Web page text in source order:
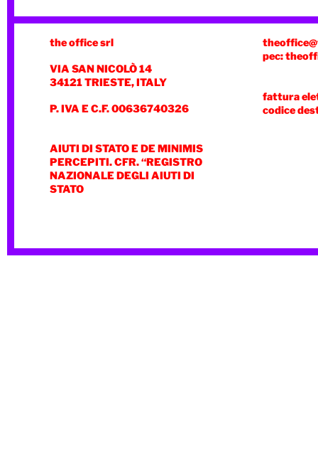
the office srl
VIA SAN NICOLÒ 14
34121 TRIESTE, ITALY
P. IVA E C.F. 00636740326
AIUTI DI STATO E DE MINIMIS
PERCEPITI. CFR. “REGISTRO
NAZIONALE DEGLI AIUTI DI
STATO
pec:
fattura
codice